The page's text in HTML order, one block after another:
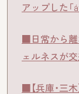
アップした「
■日常から離
ェルネスが
■【兵庫・三